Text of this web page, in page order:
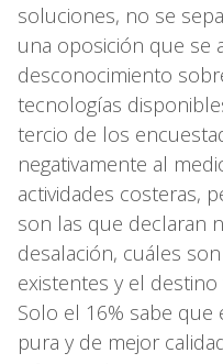
soluciones, no se
una oposición que se
desconocimiento
tecnologías
tercio de los
negativamente al
actividades costeras,
son las que declaran
desalación, cuáles
existentes y el
Solo el 16% sabe que
pura y de mejor